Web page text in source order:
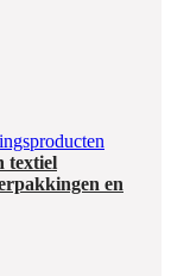
textiel
en